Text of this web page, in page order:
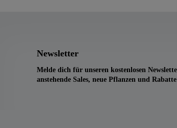
Newsletter
Melde dich für unseren kostenlosen
anstehende Sales, neue Pflanzen und